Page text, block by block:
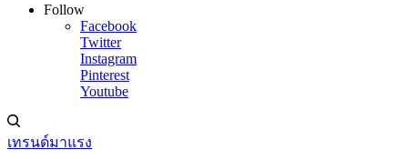
Follow
Facebook
Twitter
Instagram
Pinterest
Youtube
เทรนด์มาแรง